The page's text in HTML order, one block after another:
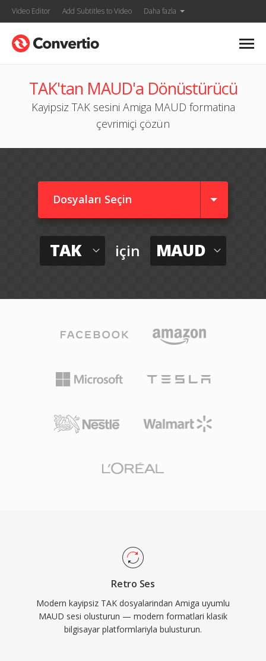
Video Editor Add Subtitles to Video Daha fazla
TAK'tan MAUD'a Dönüstürücü
Kayipsiz TAK sesini Amiga MAUD formatina
çevrimiçi çözün
Dosyaları Seçin
TAK için MAUD
Retro Ses
Modern kayipsiz TAK dosyalarindan Amiga uyumlu
MAUD sesi olusturun — modern formatlari klasik
bilgisayar platformlariyla bulusturun.